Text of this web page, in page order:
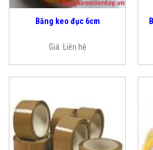
Băng keo đục 6cm
Giá: Liên hệ